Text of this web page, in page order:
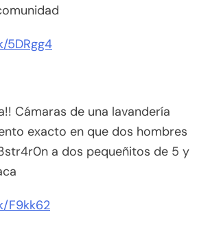
5DRgg4
Cámaras de una lavandería
exacto en que dos hombres
a dos pequeñitos de 5 y
F9kk62